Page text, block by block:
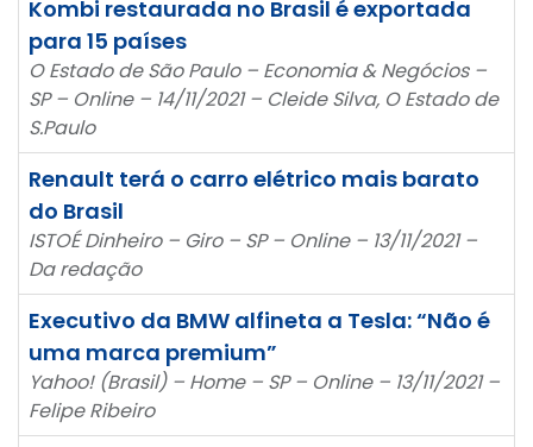
Kombi restaurada no Brasil é exportada
para 15 países
O Estado de São Paulo – Economia & Negócios –
SP – Online – 14/11/2021 – Cleide Silva, O Estado de
S.Paulo
Renault terá o carro elétrico mais barato
do Brasil
ISTOÉ Dinheiro – Giro – SP – Online – 13/11/2021 –
Da redação
Executivo da BMW alfineta a Tesla: “Não é
uma marca premium”
Yahoo! (Brasil) – Home – SP – Online – 13/11/2021 –
Felipe Ribeiro